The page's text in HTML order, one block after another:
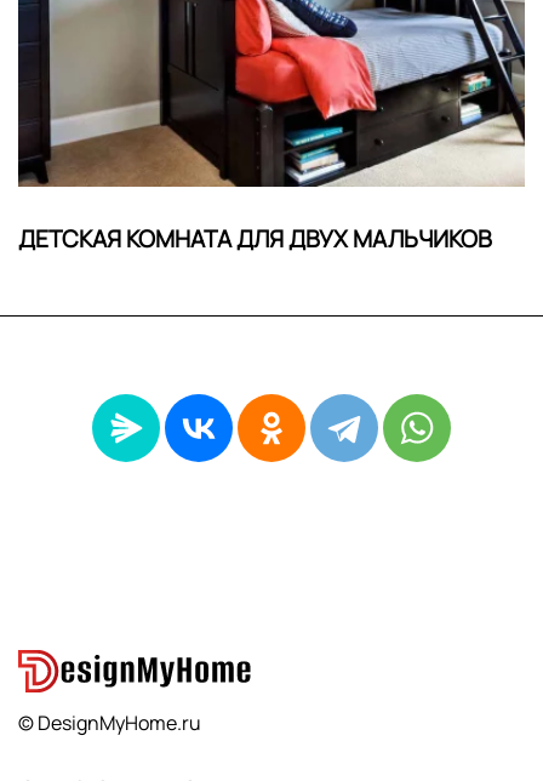
ДЕТСКАЯ КОМНАТА ДЛЯ ДВУХ МАЛЬЧИКОВ
© DesignMyHome.ru